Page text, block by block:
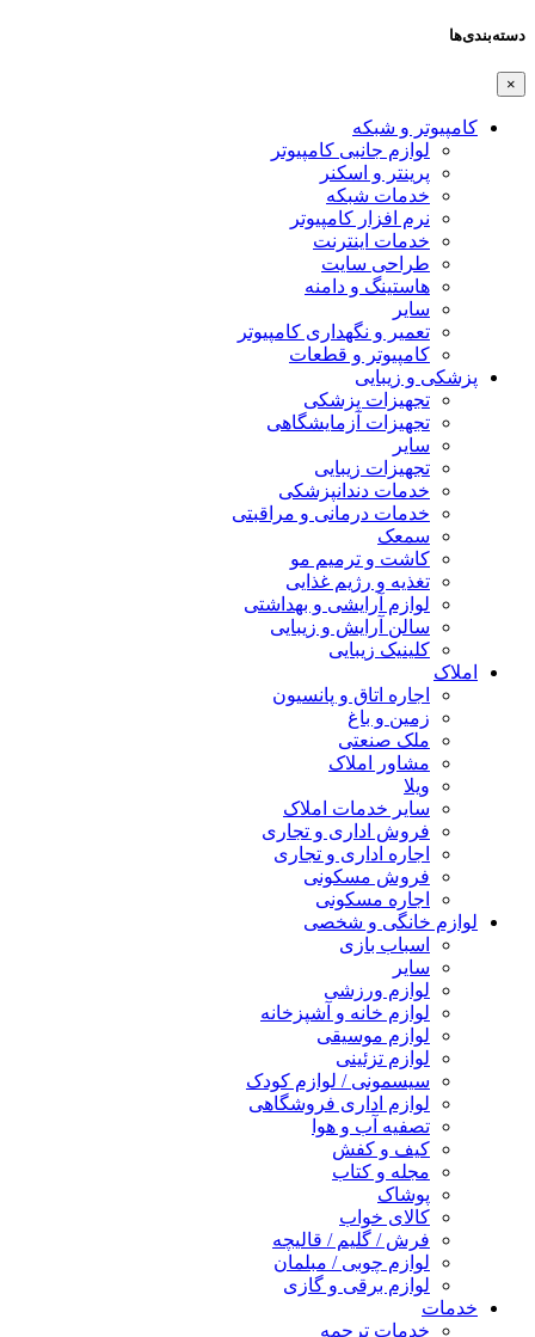
دسته‌بندی‌ها
×
کامپیوتر و شبکه
لوازم جانبی کامپیوتر
پرینتر و اسکنر
خدمات شبکه
نرم افزار کامپیوتر
خدمات اینترنت
طراحی سایت
هاستینگ و دامنه
سایر
تعمیر و نگهداری کامپیوتر
کامپیوتر و قطعات
پزشکی و زیبایی
تجهیزات پزشکی
تجهیزات آزمایشگاهی
سایر
تجهیزات زیبایی
خدمات دندانپزشکی
خدمات درمانی و مراقبتی
سمعک
کاشت و ترمیم مو
تغذیه و رژیم غذایی
لوازم آرایشی و بهداشتی
سالن آرایش و زیبایی
کلینیک زیبایی
املاک
اجاره اتاق و پانسیون
زمین و باغ
ملک صنعتی
مشاور املاک
ویلا
سایر خدمات املاک
فروش اداری و تجاری
اجاره اداری و تجاری
فروش مسکونی
اجاره مسکونی
لوازم خانگی و شخصی
اسباب بازی
سایر
لوازم ورزشی
لوازم خانه و آشپزخانه
لوازم موسیقی
لوازم تزئینی
سیسمونی / لوازم کودک
لوازم اداری فروشگاهی
تصفیه آب و هوا
کیف و کفش
مجله و کتاب
پوشاک
کالای خواب
فرش / گلیم / قالیچه
لوازم چوبی / مبلمان
لوازم برقی و گازی
خدمات
خدمات ترجمه